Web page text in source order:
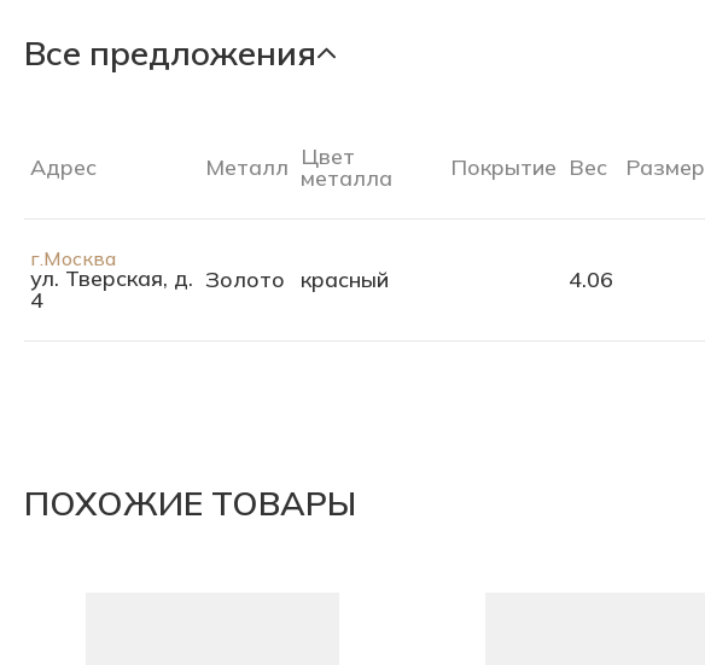
Все предложения
Адрес Металл Цвет
металла Покрытие Вес Размер
г.Москва
ул. Тверская, д.
4
Золото красный 4.06
ПОХОЖИЕ ТОВАРЫ